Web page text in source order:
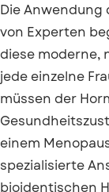
Die
von Experten
diese moderne,
jede einzelne
müssen der
einem
spezialisierte
bioidentischen